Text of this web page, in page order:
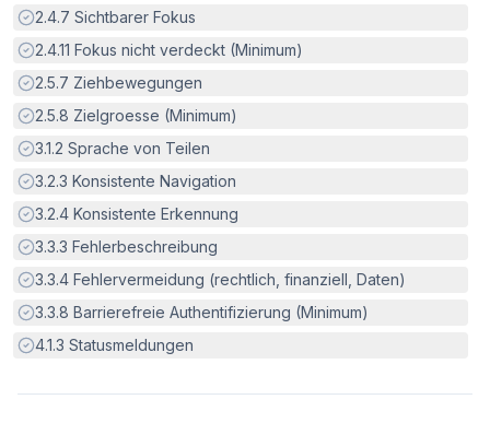
Erfüllt:
2.4.7 Sichtbarer Fokus
Erfüllt:
2.4.11 Fokus nicht verdeckt (Minimum)
Erfüllt:
2.5.7 Ziehbewegungen
Erfüllt:
2.5.8 Zielgroesse (Minimum)
Erfüllt:
3.1.2 Sprache von Teilen
Erfüllt:
3.2.3 Konsistente Navigation
Erfüllt:
3.2.4 Konsistente Erkennung
Erfüllt:
3.3.3 Fehlerbeschreibung
Erfüllt:
3.3.4 Fehlervermeidung (rechtlich, finanziell, Daten)
Erfüllt:
3.3.8 Barrierefreie Authentifizierung (Minimum)
Erfüllt:
4.1.3 Statusmeldungen